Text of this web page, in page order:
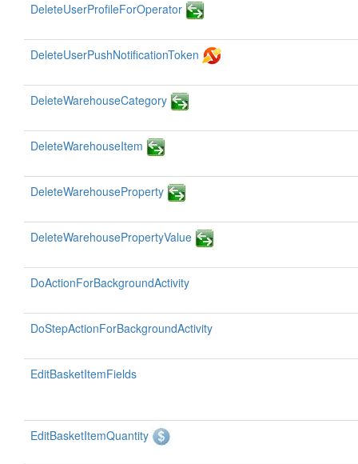
DeleteUserProfileForOperator
DeleteUserPushNotificationToken
DeleteWarehouseCategory
DeleteWarehouseItem
DeleteWarehouseProperty
DeleteWarehousePropertyValue
DoActionForBackgroundActivity
DoStepActionForBackgroundActivity
EditBasketItemFields
EditBasketItemQuantity